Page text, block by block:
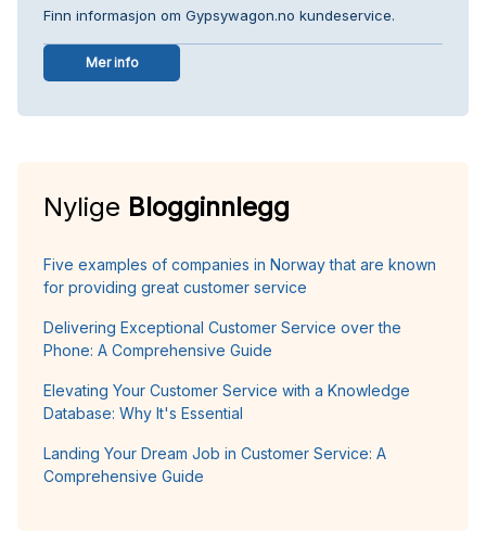
Finn informasjon om Gypsywagon.no kundeservice.
Mer info
Nylige Blogginnlegg
Five examples of companies in Norway that are known
for providing great customer service
Delivering Exceptional Customer Service over the
Phone: A Comprehensive Guide
Elevating Your Customer Service with a Knowledge
Database: Why It's Essential
Landing Your Dream Job in Customer Service: A
Comprehensive Guide